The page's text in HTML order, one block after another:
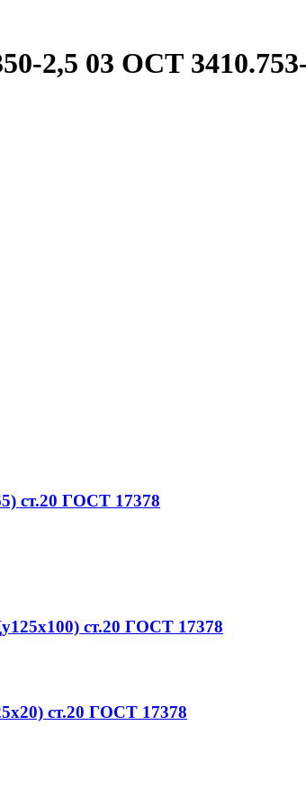
2,5 03 ОСТ
ст.20 ГОСТ 17378
ст.20 ГОСТ 17378
ст.20 ГОСТ 17378